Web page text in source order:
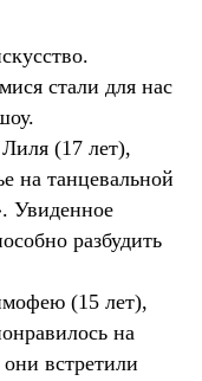
стали для нас
(17 лет),
на танцевальной
Увиденное
разбудить
(15 лет),
на
встретили